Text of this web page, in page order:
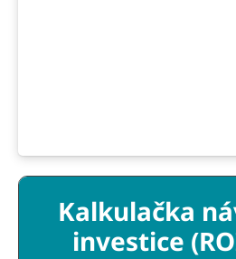
Kalkulačka
investice